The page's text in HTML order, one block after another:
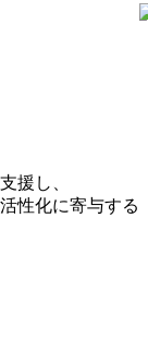
援し、
性化に寄与する